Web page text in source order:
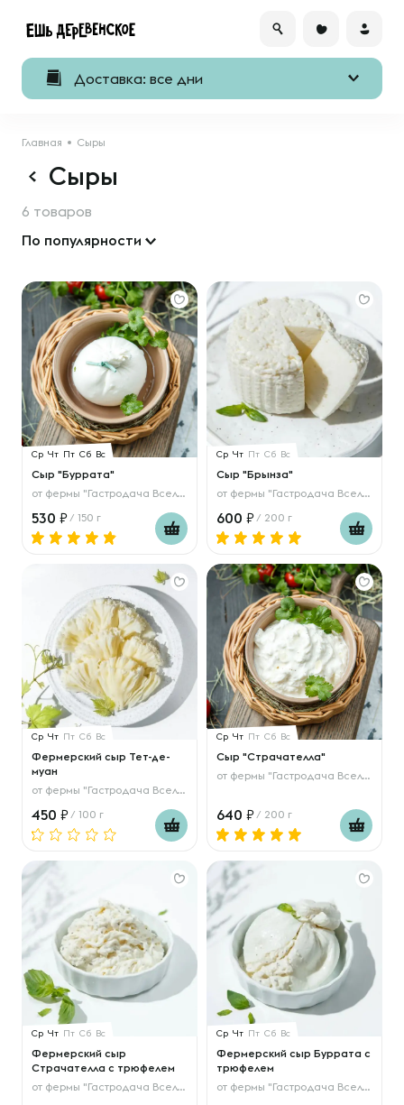
Доставка: все дни
Главная Сыры
Сыры
6 товаров
По популярности
Ср Чт Пт Сб Вс
Сыр "Буррата"
от фермы "Гастродача Вселуг"
530 / 150 г
Ср Чт Пт Сб Вс
Сыр "Брынза"
от фермы "Гастродача Вселуг"
600 / 200 г
Ср Чт Пт Сб Вс
Фермерский сыр Тет-де-
муан
от фермы "Гастродача Вселуг"
450 / 100 г
Ср Чт Пт Сб Вс
Сыр "Страчателла"
от фермы "Гастродача Вселуг"
640 / 200 г
Ср Чт Пт Сб Вс
Фермерский сыр
Страчателла с трюфелем
от фермы "Гастродача Вселуг"
Ср Чт Пт Сб Вс
Фермерский сыр Буррата с
трюфелем
от фермы "Гастродача Вселуг"